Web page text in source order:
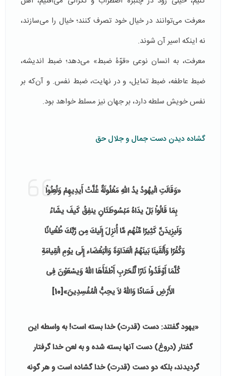
معرفت می‌توانند در خیال خود تصرف کنند؛ خیال را می‌سازند،
نه اینکه اسیر آن شوند.
معرفت، به انسان نوعی «قوّۀ ضبط» می‌دهد؛ ضبط اندیشه،
ضبط عاطفه، ضبط تمایل، و در نهایت، ضبط نفس. و آن‌که بر
نفس خویش سلطه دارد، بر جهان نیز مسلط خواهد بود.
گشاده دیدن دست جمال و جلال حق
«وَقَالَتِ الْیهُودُ یدُ اللّهِ مَغْلُولَةٌ غُلَّتْ أَیدِیهِمْ وَلُعِنُواْ
بِمَا قَالُواْ بَلْ یدَاهُ مَبْسُوطَتَانِ ینفِقُ كَیفَ یشَاءُ
وَلَیزِیدَنَّ كَثِیرًا مِّنْهُم مَّا أُنزِلَ إِلَیكَ مِن رَّبِّكَ طُغْیانًا
وَكُفْرًا وَأَلْقَینَا بَینَهُمُ الْعَدَاوَةَ وَالْبَغْضَاء إِلَى یوْمِ الْقِیامَةِ
كُلَّمَا أَوْقَدُواْ نَارًا لِّلْحَرْبِ أَطْفَأَهَا اللّهُ وَیسْعَوْنَ فِی
الأَرْضِ فَسَادًا وَاللّهُ لاَ یحِبُّ الْمُفْسِدِینَ»[10]
«یهود گفتند: دست (قدرت) خدا بسته است! به واسطه این
گفتار (دروغ) دست آنها بسته شده و به لعن خدا گرفتار
گردیدند، بلکه دو دست (قدرت) خدا گشاده است و هر گونه